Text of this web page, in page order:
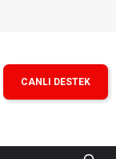
CANLI DESTEK